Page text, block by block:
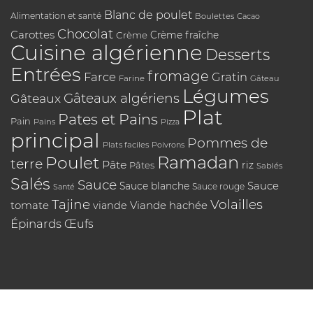
Alimentation et santé Blanc de poulet Boulettes Cacao
Carottes Chocolat Crème Crème fraîche
Cuisine algérienne Desserts
Entrées Farce Farine fromage Gratin Gâteau
Gâteaux Gâteaux algériens Légumes
Pain Pains Pates et Pains Pizza Plat
principal Plats faciles Poivrons Pommes de
terre Poulet Pâte Pâtes Ramadan riz Sablés
Salés Santé Sauce Sauce blanche Sauce rouge Sauce
tomate Tajine viande Viande hachée Volailles
Épinards Œufs